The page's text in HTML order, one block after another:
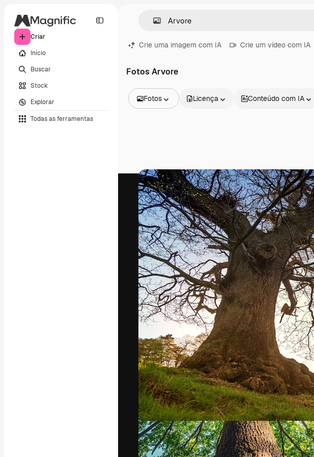
Criar
Início
Buscar
Stock
Explorar
Todas as ferramentas
Crie uma imagem com IA Crie um vídeo com IA
Fotos Arvore
Fotos
Vídeos
Clipes de vídeo
Animações
Modelos de vídeos
Ícones
Modelos 3D
Fontes
Licença Conteúdo com IA
A plataforma criativa para você direcionar
seu melhor trabalho. Mais de 1 milhão de
assinantes entre criativos, empresas,
agências e estúdios.
Português
Copyright © 2010-2026Freepik Company S.L.U.